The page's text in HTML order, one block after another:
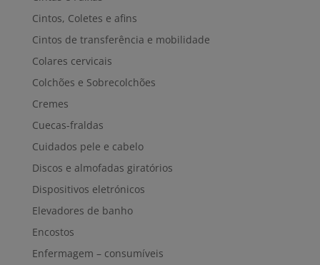
Cintos, Coletes e afins
Cintos de transferência e mobilidade
Colares cervicais
Colchões e Sobrecolchões
Cremes
Cuecas-fraldas
Cuidados pele e cabelo
Discos e almofadas giratórios
Dispositivos eletrónicos
Elevadores de banho
Encostos
Enfermagem – consumíveis